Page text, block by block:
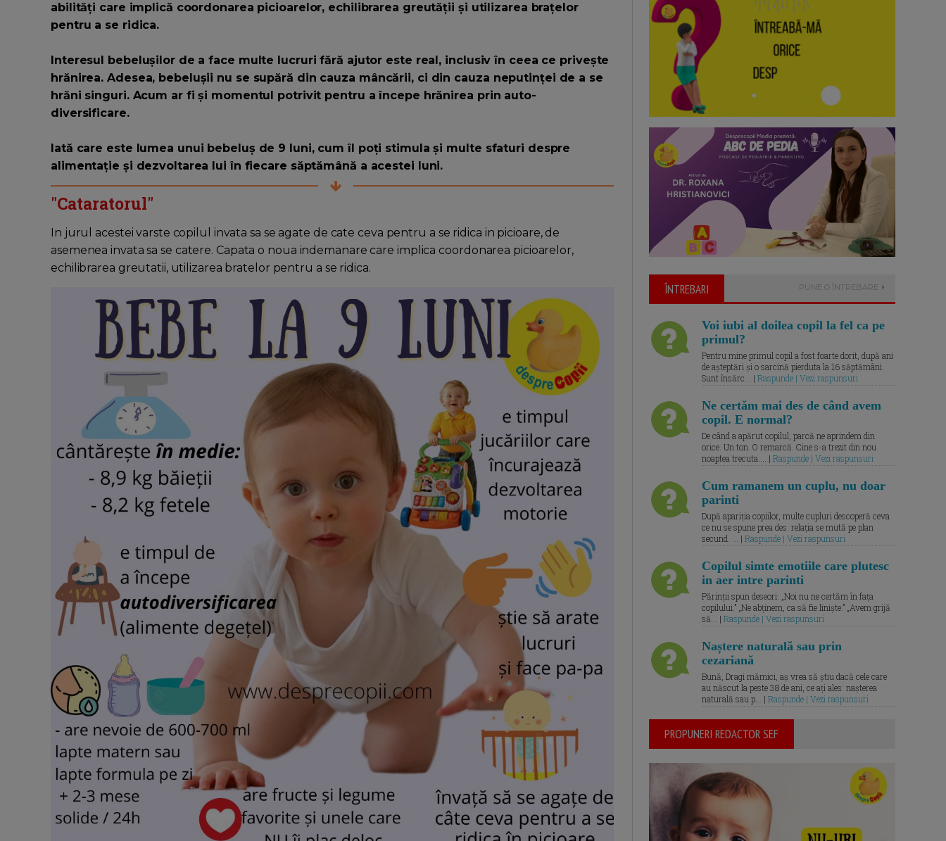
abilități care implică coordonarea picioarelor, echilibrarea greutății și utilizarea brațelor
pentru a se ridica.
Interesul bebelușilor de a face multe lucruri fără ajutor este real, inclusiv în ceea ce privește
hrănirea. Adesea, bebelușii nu se supără din cauza mâncării, ci din cauza neputinței de a se
hrăni singuri. Acum ar fi și momentul potrivit pentru a începe hrănirea prin auto-
diversificare.
Iată care este lumea unui bebeluș de 9 luni, cum îl poți stimula și multe sfaturi despre
alimentație și dezvoltarea lui în fiecare săptămână a acestei luni.
"Cataratorul"
In jurul acestei varste copilul invata sa se agate de cate ceva pentru a se ridica in picioare, de
asemenea invata sa se catere. Capata o noua indemanare care implica coordonarea picioarelor,
echilibrarea greutatii, utilizarea bratelor pentru a se ridica.
ÎNTREBARI PUNE O ÎNTREBARE
Voi iubi al doilea copil la fel ca pe
primul?
Pentru mine primul copil a fost foarte dorit, după ani
de așteptări și o sarcină pierduta la 16 săptămâni.
Sunt însărc... | Raspunde | Vezi raspunsuri
Ne certăm mai des de când avem
copil. E normal?
De când a apărut copilul, parcă ne aprindem din
orice. Un ton. O remarcă. Cine s-a trezit din nou
noaptea trecuta.... | Raspunde | Vezi raspunsuri
Cum ramanem un cuplu, nu doar
parinti
După apariția copiilor, multe cupluri descoperă ceva
ce nu se spune prea des: relația se mută pe plan
secund. ... | Raspunde | Vezi raspunsuri
Copilul simte emotiile care plutesc
in aer intre parinti
Părinții spun deseori: „Noi nu ne certăm în fața
copilului.” „Ne abținem, ca să fie liniște.” „Avem grijă
să... | Raspunde | Vezi raspunsuri
Naștere naturală sau prin
cezariană
Bună, Dragi mămici, aș vrea să știu dacă cele care
au născut la peste 38 de ani, ce ați ales: nașterea
naturală sau p... | Raspunde | Vezi raspunsuri
PROPUNERI REDACTOR SEF